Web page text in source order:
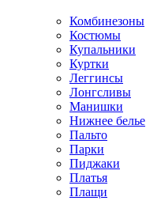
Комбинезоны
Костюмы
Купальники
Куртки
Леггинсы
Лонгсливы
Манишки
Нижнее белье
Пальто
Парки
Пиджаки
Платья
Плащи